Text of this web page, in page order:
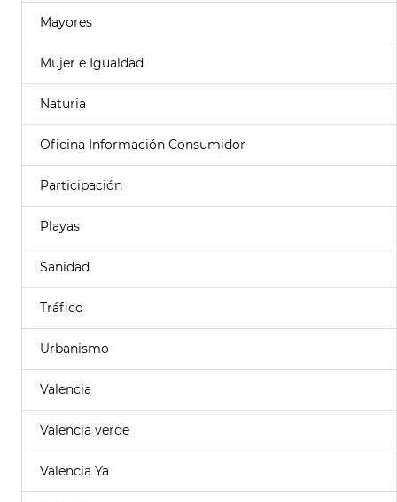
Mayores
Mujer e Igualdad
Naturia
Oficina Información Consumidor
Participación
Playas
Sanidad
Tráfico
Urbanismo
Valencia
Valencia verde
Valencia Ya